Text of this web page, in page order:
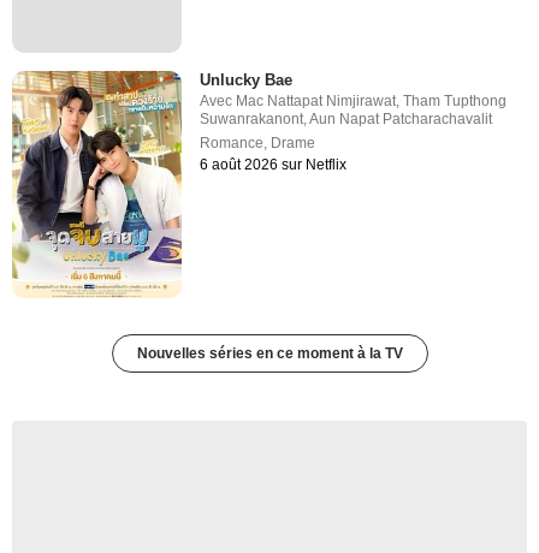
Unlucky Bae
Avec Mac Nattapat Nimjirawat,Tham Tupthong
Suwanrakanont,Aun Napat Patcharachavalit
Romance, Drame
6 août 2026 sur Netflix
Nouvelles séries en ce moment à la TV